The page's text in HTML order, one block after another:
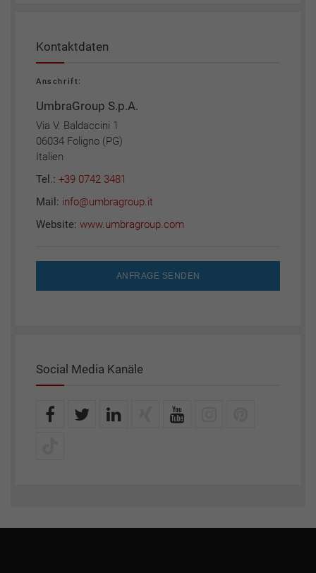
Kontaktdaten
Anschrift:
UmbraGroup S.p.A.
Via V. Baldaccini 1
06034 Foligno (PG)
Italien
Tel.: +39 0742 3481
Mail: info@umbragroup.it
Website: www.umbragroup.com
ANFRAGE SENDEN
Social Media Kanäle